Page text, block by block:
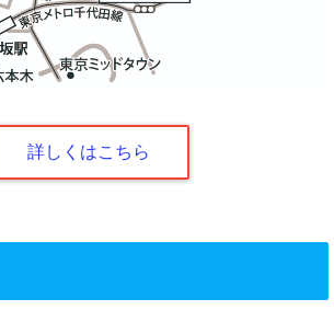
詳しくはこちら